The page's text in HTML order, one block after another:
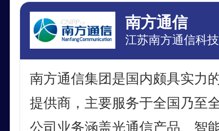
南方通信
江苏南方通信科
南方通信集团是国内颇具实力
提供商，主要服务于全国乃至
公司业务涵盖光通信产品、智